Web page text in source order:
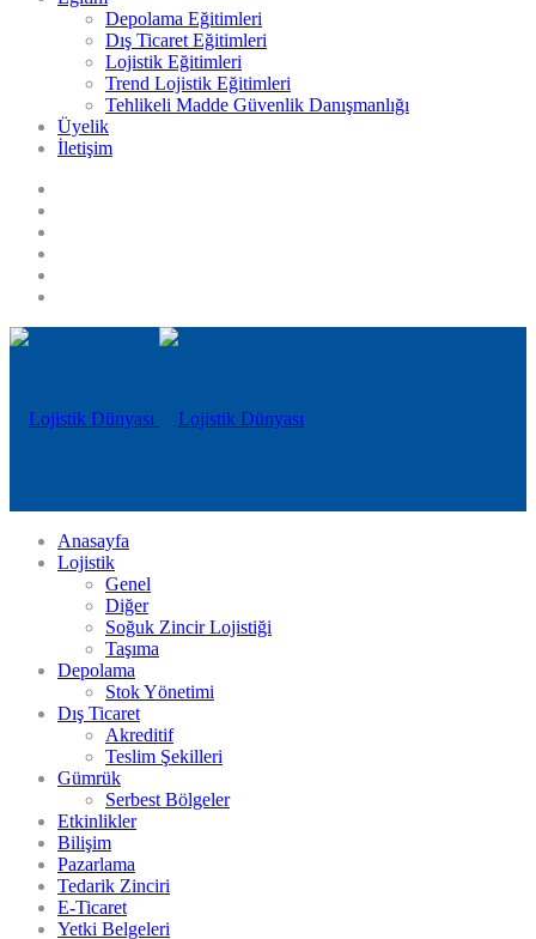
Depolama Eğitimleri
Dış Ticaret Eğitimleri
Lojistik Eğitimleri
Trend Lojistik Eğitimleri
Tehlikeli Madde Güvenlik Danışmanlığı
Üyelik
İletişim
Anasayfa
Lojistik
Genel
Diğer
Soğuk Zincir Lojistiği
Taşıma
Depolama
Stok Yönetimi
Dış Ticaret
Akreditif
Teslim Şekilleri
Gümrük
Serbest Bölgeler
Etkinlikler
Bilişim
Pazarlama
Tedarik Zinciri
E-Ticaret
Yetki Belgeleri